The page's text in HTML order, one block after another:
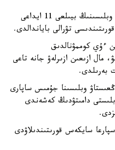
مەملەكەت باسشىسىنا ماڭعىستاۋ وبلىسىنىڭ بيىلعى 11 ايداعى
تۋرالى باياندالدى.
ءۇي كوممۋنالدىق
مال ازىعىن ازىرلەۋ جانە تاعى
بەرىلدى.
وبلىسىنا جۇمىس ساپارى
دامىتۋدىڭ كەشەندى
سايكەس قورىتىندىلاۋدى